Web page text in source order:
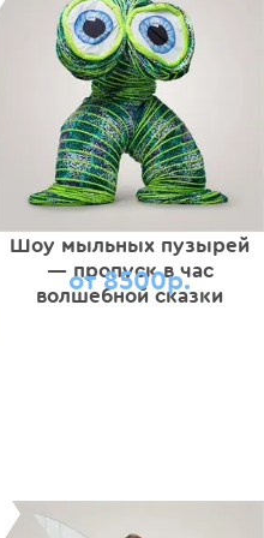
Шоу мыльных пузырей
— пропуск в час
волшебной сказки
от 8500р.